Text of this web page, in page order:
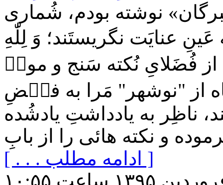
نوشته بودم، شُماری
عنایَت نگریستَند؛ وَ لِلّٰهِ
از فُضَلایِ نُکته سَنج و موی۟
از "نوشهر" مَرا به فی۟ضِ
ناظِر به یادداشتِ یادشُده
[ . . . ادامه مطلب ]